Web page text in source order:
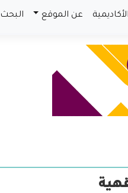
الأكاديمية عن الموقع البحث